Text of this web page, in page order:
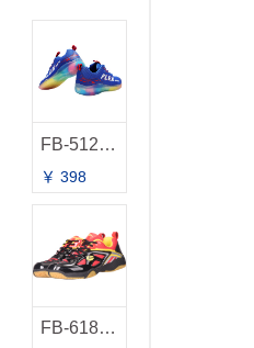
FB-512 羽毛球鞋
￥ 398
FB-618（新）